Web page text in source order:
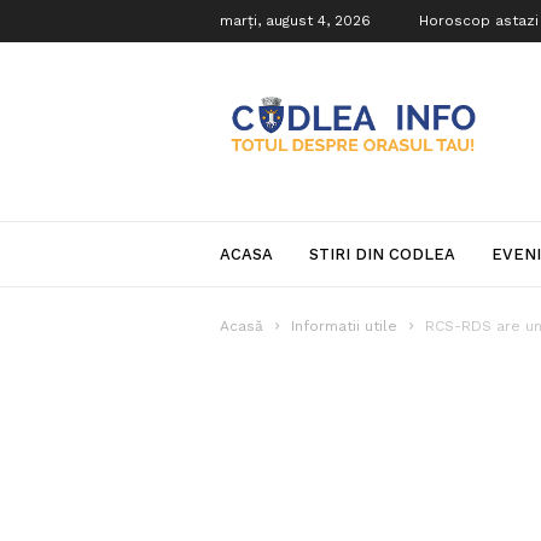
marți, august 4, 2026 Horoscop astazi
Info
ACASA STIRI DIN CODLEA
Acasă Informatii utile RCS-RDS are